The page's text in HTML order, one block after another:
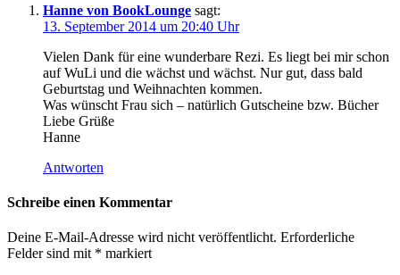
Hanne von BookLounge sagt:
13. September 2014 um 20:40 Uhr
Vielen Dank für eine wunderbare Rezi. Es liegt bei mir schon
auf WuLi und die wächst und wächst. Nur gut, dass bald
Geburtstag und Weihnachten kommen.
Was wünscht Frau sich – natürlich Gutscheine bzw. Bücher
Liebe Grüße
Hanne
Antworten
Schreibe einen Kommentar
Deine E-Mail-Adresse wird nicht veröffentlicht. Erforderliche
Felder sind mit * markiert